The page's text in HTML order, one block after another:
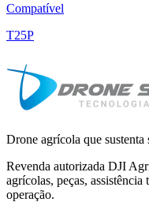
Compatível
T25P
Drone agrícola que sustenta
Revenda autorizada DJI
agrícolas, peças,
operação.